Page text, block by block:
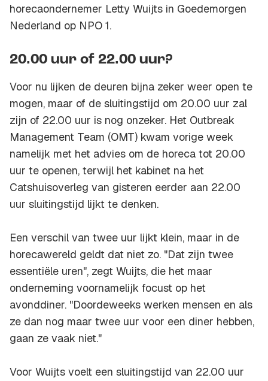
horecaondernemer Letty Wuijts in Goedemorgen
Nederland op NPO 1.
20.00 uur of 22.00 uur?
Voor nu lijken de deuren bijna zeker weer open te
mogen, maar of de sluitingstijd om 20.00 uur zal
zijn of 22.00 uur is nog onzeker. Het Outbreak
Management Team (OMT) kwam vorige week
namelijk met het advies om de horeca tot 20.00
uur te openen, terwijl het kabinet na het
Catshuisoverleg van gisteren eerder aan 22.00
uur sluitingstijd lijkt te denken.
Een verschil van twee uur lijkt klein, maar in de
horecawereld geldt dat niet zo. "Dat zijn twee
essentiële uren", zegt Wuijts, die het maar
onderneming voornamelijk focust op het
avonddiner. "Doordeweeks werken mensen en als
ze dan nog maar twee uur voor een diner hebben,
gaan ze vaak niet."
Voor Wuijts voelt een sluitingstijd van 22.00 uur